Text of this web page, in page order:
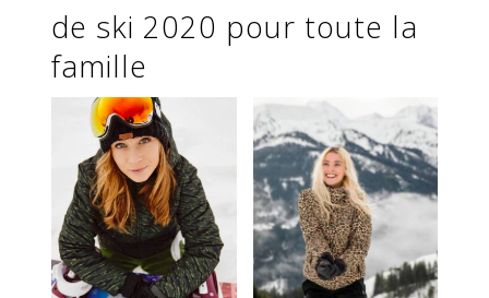
de ski 2020 pour toute la
famille